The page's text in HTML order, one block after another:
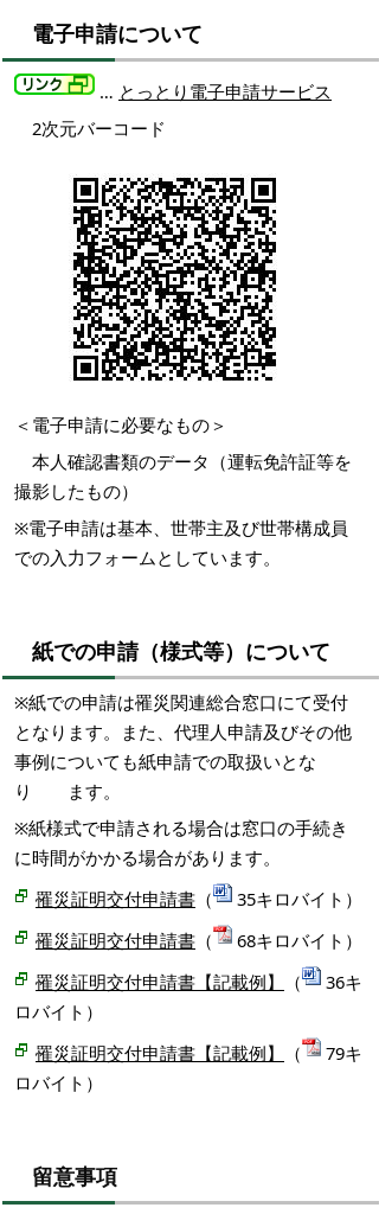
電子申請について
… とっとり電子申請サービス
2次元バーコード
＜電子申請に必要なもの＞
本人確認書類のデータ（運転免許証等を
撮影したもの）
※電子申請は基本、世帯主及び世帯構成員
での入力フォームとしています。
紙での申請（様式等）について
※紙での申請は罹災関連総合窓口にて受付
となります。
また、代理人申請及びその他
事例についても紙申請での取扱いとな
り ます。
※紙様式で申請される場合は窓口の手続き
に時間がかかる場合があります。
罹災証明交付申請書 （
35キロバイト）
罹災証明交付申請書 （
68キロバイト）
罹災証明交付申請書【記載例】
（
36キ
ロバイト）
罹災証明交付申請書【記載例】
（
79キ
ロバイト）
留意事項